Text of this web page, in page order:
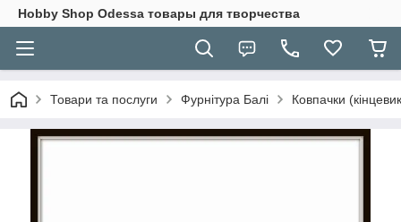
Hobbу Shop Odessa товары для творчества
Товари та послуги Фурнітура Балі Ковпачки